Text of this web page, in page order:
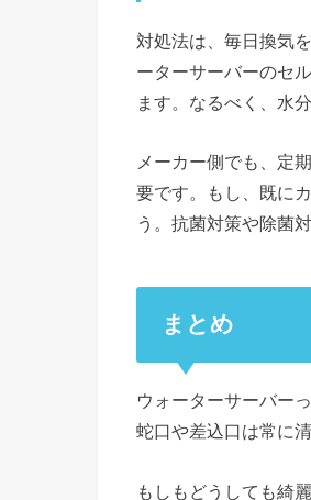
対処法は、毎日換気
ーターサーバーのセ
ます。なるべく、水
メーカー側でも、定
要です。もし、既に
う。抗菌対策や除菌
まとめ
ウォーターサーバー
蛇口や差込口は常に
もしもどうしても綺